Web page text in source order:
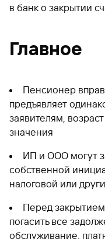
в банк о закрытии
Главное
Пенсионер
предъявляет
заявителям,
значения
ИП и ООО могут
собственной
налоговой или
Перед
погасить все
обслуживание,